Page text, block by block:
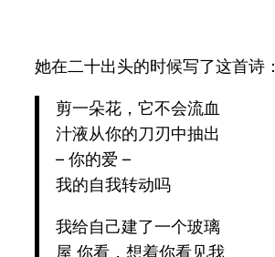
她在二十出头的时候写了这首诗：
剪一朵花，它不会流血
汁液从你的刀刃中抽出
– 你的爱 –
我的自我转动吗
我给自己建了一个玻璃
屋 你看，想着你看见我